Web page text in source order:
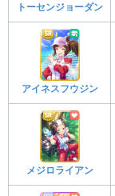
トーセンジョーダン
アイネスフウジン
メジロライアン